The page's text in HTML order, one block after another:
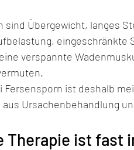
Übergewicht, langes
eingeschränkte
verspannte
Fersensporn ist deshalb
Ursachenbehandlung
Therapie ist fast